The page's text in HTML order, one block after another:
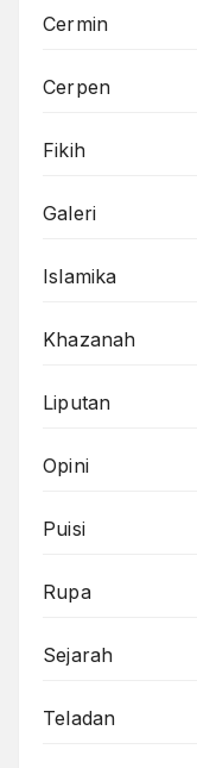
Cermin
Cerpen
Fikih
Galeri
Islamika
Khazanah
Liputan
Opini
Puisi
Rupa
Sejarah
Teladan